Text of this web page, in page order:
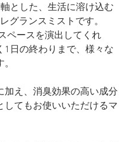
とした、生活に溶け込む
グランスミストです。
ペースを演出してくれ
1日の終わりまで、様々な
え、消臭効果の高い成分
してもお使いいただけるマ